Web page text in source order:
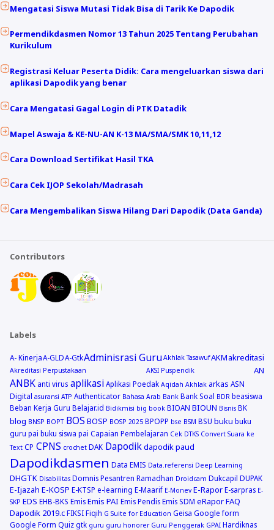
Mengatasi Siswa Mutasi Tidak Bisa di Tarik Ke Dapodik
Permendikdasmen Nomor 13 Tahun 2025 Tentang Perubahan
Kurikulum
Registrasi Keluar Peserta Didik: Cara mengeluarkan siswa dari
aplikasi Dapodik yang benar
Cara Mengatasi Gagal Login di PTK Datadik
Mapel Aswaja & KE-NU-AN K-13 MA/SMA/SMK 10,11,12
Cara Download Sertifikat Hasil TKA
Cara Cek IJOP Sekolah/Madrasah
Cara Mengembalikan Siswa Hilang Dari Dapodik (Data Ganda)
Contributors
Labels
A- KinerjaA-GLDA-GtkAdminisrasi GuruAkhlak TasawufAKMakreditasi
Akreditasi Perpustakaan AKSI Puspendik AN
ANBK anti virus aplikasi Aplikasi Poedak Aqidah Akhlak arkas ASN
Digital asuransi ATP Authenticator Bahasa Arab Bank Bank Soal BDR beasiswa
Beban Kerja Guru Belajar.id Bidikmisi big book BIOAN BIOUN Bisnis BK
blog BNSP BOPT BOS BOSP BOSP 2025 BPOPP bse BSM BSU buku buku
guru pai buku siswa pai Capaian Pembelajaran Cek DTKS Convert Suara ke
Text CP CPNS crochet DAK Dapodikdapodik paud
Dapodikdasmen Data EMIS Data.referensi Deep Learning
DHGTK Disabilitas Domnis Pesantren Ramadhan Droidcam Dukcapil DUPAK
E-Ijazah E-KOSP E-KTSP e-learning E-Maarif E-Monev E-Rapor E-sarpras E-
SKP EDS EHB-BKS Emis Emis PAI Emis Pendis Emis SDM eRaporFAQ
Dapodik 2019.c FIKSI Fiqih G Suite for Education Geisa Google form
Google Form Quiz gtk guru guru honorer Guru Penggerak GPAI Hardiknas